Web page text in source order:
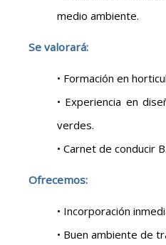
medio ambiente.
Se valorará:
• Formación en
• Experiencia en
verdes.
• Carnet de conducir B.
Ofrecemos:
• Incorporación
• Buen ambiente de